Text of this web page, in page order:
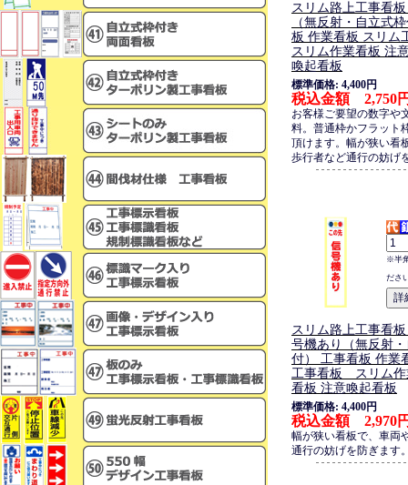
スリム路上工事看
（無反射・自立式
板 作業看板 スリ
スリム作業看板 注
喚起看板
標準価格: 4,400円
税込金額 2,750
お客様ご要望の数字や
料。普通枠かフラット
頂けます。幅が狭い看
歩行者など通行の妨げ
※半
ださ
スリム路上工事看
号機あり（無反射
付） 工事看板 作業
工事看板 スリム作
看板 注意喚起看板
標準価格: 4,400円
税込金額 2,970
幅が狭い看板で、車両
通行の妨げを防ぎます